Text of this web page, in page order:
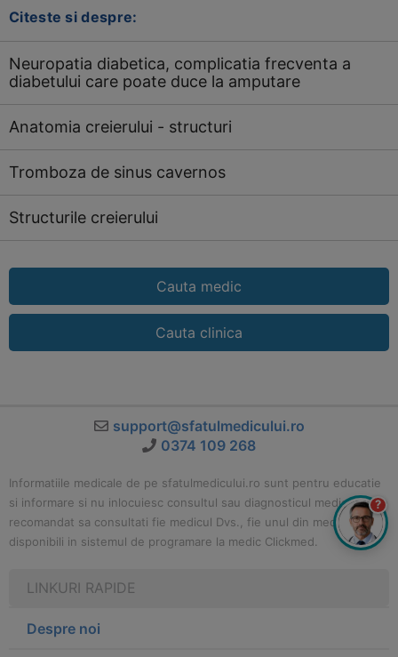
Citeste si despre:
Neuropatia diabetica, complicatia frecventa a
diabetului care poate duce la amputare
Anatomia creierului - structuri
Tromboza de sinus cavernos
Structurile creierului
Cauta medic
Cauta clinica
support@sfatulmedicului.ro
0374 109 268
Informatiile medicale de pe sfatulmedicului.ro sunt pentru educatie
si informare si nu inlocuiesc consultul sau diagnosticul medical. Este
recomandat sa consultati fie medicul Dvs., fie unul din medicii
disponibili in sistemul de programare la medic Clickmed.
LINKURI RAPIDE
Despre noi
?